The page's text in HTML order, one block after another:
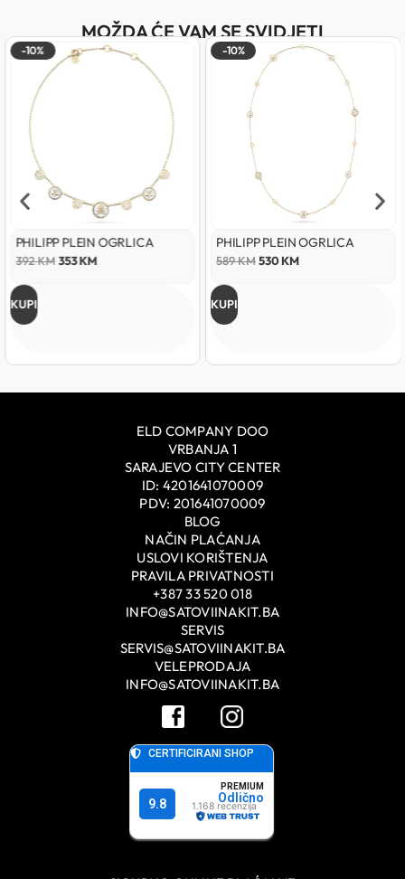
MOŽDA ĆE VAM SE SVIDJETI
-10%
PHILIPP PLEIN OGRLICA
392KM353KM
KUPI
-10%
PHILIPP PLEIN OGRLICA
589KM 530KM
KUPI
ELD COMPANY DOO
VRBANJA 1
SARAJEVO CITY CENTER
ID: 4201641070009
PDV: 201641070009
BLOG
NAČIN PLAĆANJA
USLOVI KORIŠTENJA
PRAVILA PRIVATNOSTI
+387 33 520 018
INFO@SATOVIINAKIT.BA
SERVIS
SERVIS@SATOVIINAKIT.BA
VELEPRODAJA
INFO@SATOVIINAKIT.BA